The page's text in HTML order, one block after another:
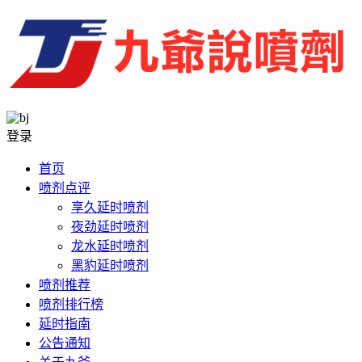
登录
首页
喷剂点评
享久延时喷剂
夜劲延时喷剂
龙水延时喷剂
黑豹延时喷剂
喷剂推荐
喷剂排行榜
延时指南
公告通知